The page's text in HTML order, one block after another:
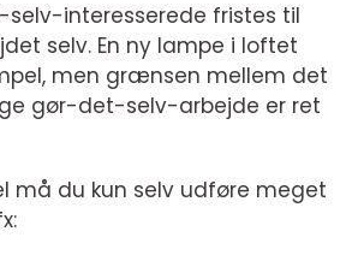
interesserede fristes til
selv. En ny lampe i loftet
men grænsen mellem det
gør-det-selv-arbejde er ret
må du kun selv udføre meget